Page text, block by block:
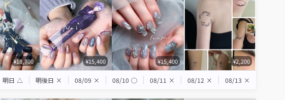
¥18,700 ¥15,400 ¥15,400 ¥2,200
明日 △ 明後日 × 08/09 × 08/10 ◯ 08/11 × 08/12 × 08/13 ×